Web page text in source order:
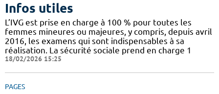
Infos utiles
L’IVG est prise en charge à 100 % pour toutes les
femmes mineures ou majeures, y compris, depuis avril
2016, les examens qui sont indispensables à sa
réalisation. La sécurité sociale prend en charge 1
18/02/2026 15:25
PAGES